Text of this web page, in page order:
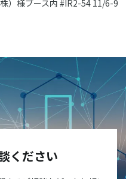
0551
）様ブース内 #IR2-54 11/6-9
ください